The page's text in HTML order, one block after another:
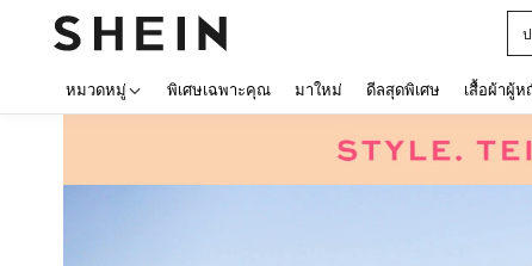
หมวดหมู่ พิเศษเฉพาะคุณ มาใหม่ ดีลสุดพิเศษ เสื้อผ้าผู้ห